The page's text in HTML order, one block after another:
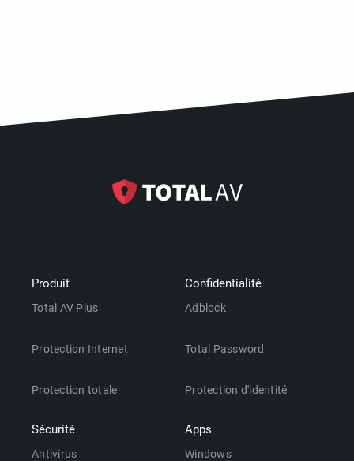
Produit
Total AV Plus
Protection Internet
Protection totale
Sécurité
Antivirus
Confidentialité
Adblock
Total Password
Protection d'identité
Apps
Windows